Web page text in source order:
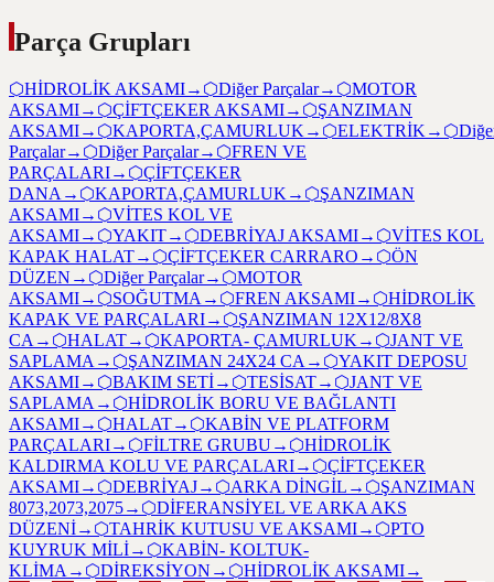
Parça Grupları
⬡HİDROLİK AKSAMI→ ⬡Diğer Parçalar→ ⬡MOTOR
AKSAMI→ ⬡ÇİFTÇEKER AKSAMI→ ⬡ŞANZIMAN
AKSAMI→ ⬡KAPORTA,ÇAMURLUK→ ⬡ELEKTRİK→ ⬡
Parçalar→ ⬡Diğer Parçalar→ ⬡FREN VE
PARÇALARI→ ⬡ÇİFTÇEKER
DANA→ ⬡KAPORTA,ÇAMURLUK→ ⬡ŞANZIMAN
AKSAMI→ ⬡VİTES KOL VE
AKSAMI→ ⬡YAKIT→ ⬡DEBRİYAJ AKSAMI→ ⬡VİTES KOL
KAPAK HALAT→ ⬡ÇİFTÇEKER CARRARO → ⬡ÖN
DÜZEN → ⬡Diğer Parçalar→ ⬡MOTOR
AKSAMI→ ⬡SOĞUTMA→ ⬡FREN AKSAMI→ ⬡HİDROLİK
KAPAK VE PARÇALARI→ ⬡ŞANZIMAN 12X12/8X8
CA→ ⬡HALAT→ ⬡KAPORTA- ÇAMURLUK→ ⬡JANT VE
SAPLAMA→ ⬡ŞANZIMAN 24X24 CA→ ⬡YAKIT DEPOSU
AKSAMI→ ⬡BAKIM SETİ→ ⬡TESİSAT→ ⬡JANT VE
SAPLAMA→ ⬡HİDROLİK BORU VE BAĞLANTI
AKSAMI→ ⬡HALAT→ ⬡KABİN VE PLATFORM
PARÇALARI→ ⬡FİLTRE GRUBU → ⬡HİDROLİK
KALDIRMA KOLU VE PARÇALARI→ ⬡ÇİFTÇEKER
AKSAMI→ ⬡DEBRİYAJ→ ⬡ARKA DİNGİL → ⬡ŞANZIMAN
8073,2073,2075→ ⬡DİFERANSİYEL VE ARKA AKS
DÜZENİ→ ⬡TAHRİK KUTUSU VE AKSAMI→ ⬡PTO
KUYRUK MİLİ→ ⬡KABİN- KOLTUK-
KLİMA→ ⬡DİREKSİYON → ⬡HİDROLİK AKSAMI→